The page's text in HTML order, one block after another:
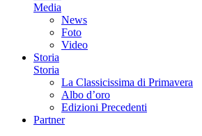
Media
News
Foto
Video
Storia
Storia
La Classicissima di Primavera
Albo d’oro
Edizioni Precedenti
Partner